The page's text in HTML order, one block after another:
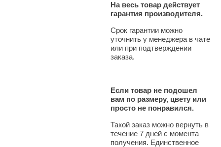
На весь товар действует
гарантия производителя.
Срок гарантии можно
уточнить у менеджера в чате
или при подтверждении
заказа.
Если товар не подошел
вам по размеру, цвету или
просто не понравился.
Такой заказ можно вернуть в
течение 7 дней с момента
получения. Единственное